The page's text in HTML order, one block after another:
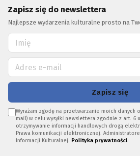
Zapisz się do newslettera
Najlepsze wydarzenia kulturalne prosto na
Zapisz się
Wyrażam zgodę na przetwarzanie moich danych
mail) w celu wysyłki newslettera zgodnie z art. 6
otrzymywanie informacji handlowych drogą
Prawa komunikacji elektronicznej.
Informacji Kulturalnej. Polityka prywatności.